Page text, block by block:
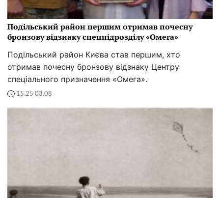
Подільський район першим отримав почесну
бронзову відзнаку спецпідрозділу «Омега»
Подільський район Києва став першим, хто
отримав почесну бронзову відзнаку Центру
спеціального призначення «Омега».
15:25 03.08